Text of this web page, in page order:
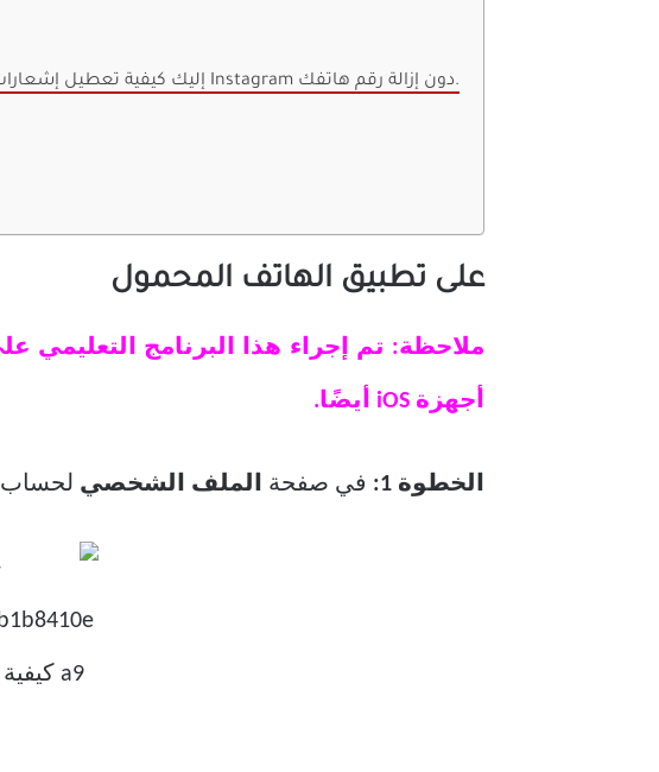
إليك كيفية تعطيل إشعارات الرسائل النصية / الرسائل النصية القصيرة على Instagram دون إزالة رقم هاتفك.
على تطبيق الهاتف المحمول
أجهزة iOS أيضًا.
الخطوة 1: في صفحة الملف الشخصي لحساب Instagram الخاص بك ، انقر فوق الزر “